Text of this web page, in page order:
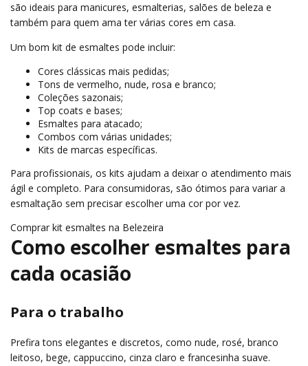
são ideais para manicures, esmalterias, salões de beleza e
também para quem ama ter várias cores em casa.
Um bom kit de esmaltes pode incluir:
Cores clássicas mais pedidas;
Tons de vermelho, nude, rosa e branco;
Coleções sazonais;
Top coats e bases;
Esmaltes para atacado;
Combos com várias unidades;
Kits de marcas específicas.
Para profissionais, os kits ajudam a deixar o atendimento mais
ágil e completo. Para consumidoras, são ótimos para variar a
esmaltação sem precisar escolher uma cor por vez.
Comprar kit esmaltes na Belezeira
Como escolher esmaltes para
cada ocasião
Para o trabalho
Prefira tons elegantes e discretos, como nude, rosé, branco
leitoso, bege, cappuccino, cinza claro e francesinha suave.